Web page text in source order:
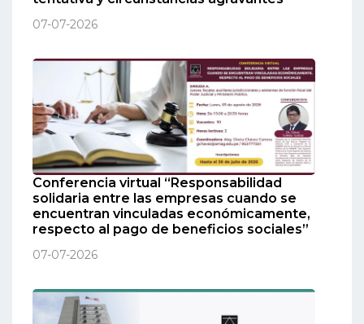
07-07-2026
Conferencia virtual “Responsabilidad
solidaria entre las empresas cuando se
encuentran vinculadas económicamente,
respecto al pago de beneficios sociales”
07-07-2026